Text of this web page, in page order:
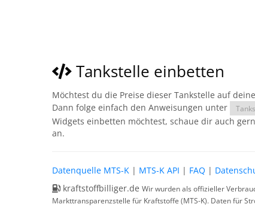
Tankstelle einbetten
Möchtest du die Preise dieser Tankstelle auf
Dann folge einfach den Anweisungen unter
Widgets einbetten möchtest, schaue dir auch
an.
Datenquelle MTS-K | MTS-K API | FAQ |
kraftstoffbilliger.de Wir wurden als offizieller
Markttransparenzstelle für Kraftstoffe (MTS-K). Daten für